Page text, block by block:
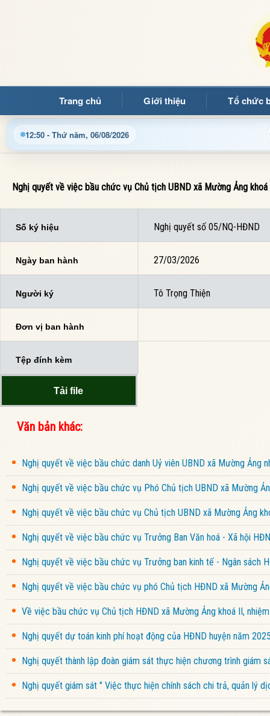
Trang chủ Giới thiệu Tổ chức
12:50 - Thứ năm, 06/08/2026
Cập nhật thông tin điều hành, thủ tục hành chính và tin
Nghị quyết về việc bầu chức vụ Chủ tịch UBND xã Mường Ảng
Số ký hiệu Nghị quyết số 05/NQ-HĐND
Ngày ban hành 27/03/2026
Người ký Tô Trọng Thiện
Đơn vị ban hành
Tệp đính kèm
Tải file
Văn bản khác:
Nghị quyết về việc bầu chức danh Uỷ viên UBND xã Mường Ảng
Nghị quyết về việc bầu chức vụ Phó Chủ tịch UBND xã Mường
Nghị quyết về việc bầu chức vụ Chủ tịch UBND xã Mường Ảng
Nghị quyết về việc bầu chức vụ Trưởng Ban Văn hoá - Xã hội
Nghị quyết về việc bầu chức vụ Trưởng ban kinh tế - Ngân sách
Nghị quyết về việc bầu chức vụ phó Chủ tịch HĐND xã Mường
Về việc bầu chức vụ Chủ tịch HĐND xã Mường Ảng khoá II,
Nghị quyết dự toán kinh phí hoạt động của HĐND huyện năm
Nghị quyết thành lập đoàn giám sát thực hiện chương trình giám
Nghị quyết giám sát " Việc thực hiện chính sách chi trả, quản lý